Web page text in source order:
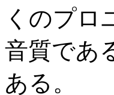
くのプロ
音質であ
ある。